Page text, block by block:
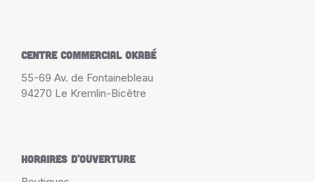
Centre Commercial Okabé
55-69 Av. de Fontainebleau
94270 Le Kremlin-Bicêtre
Horaires d'ouverture